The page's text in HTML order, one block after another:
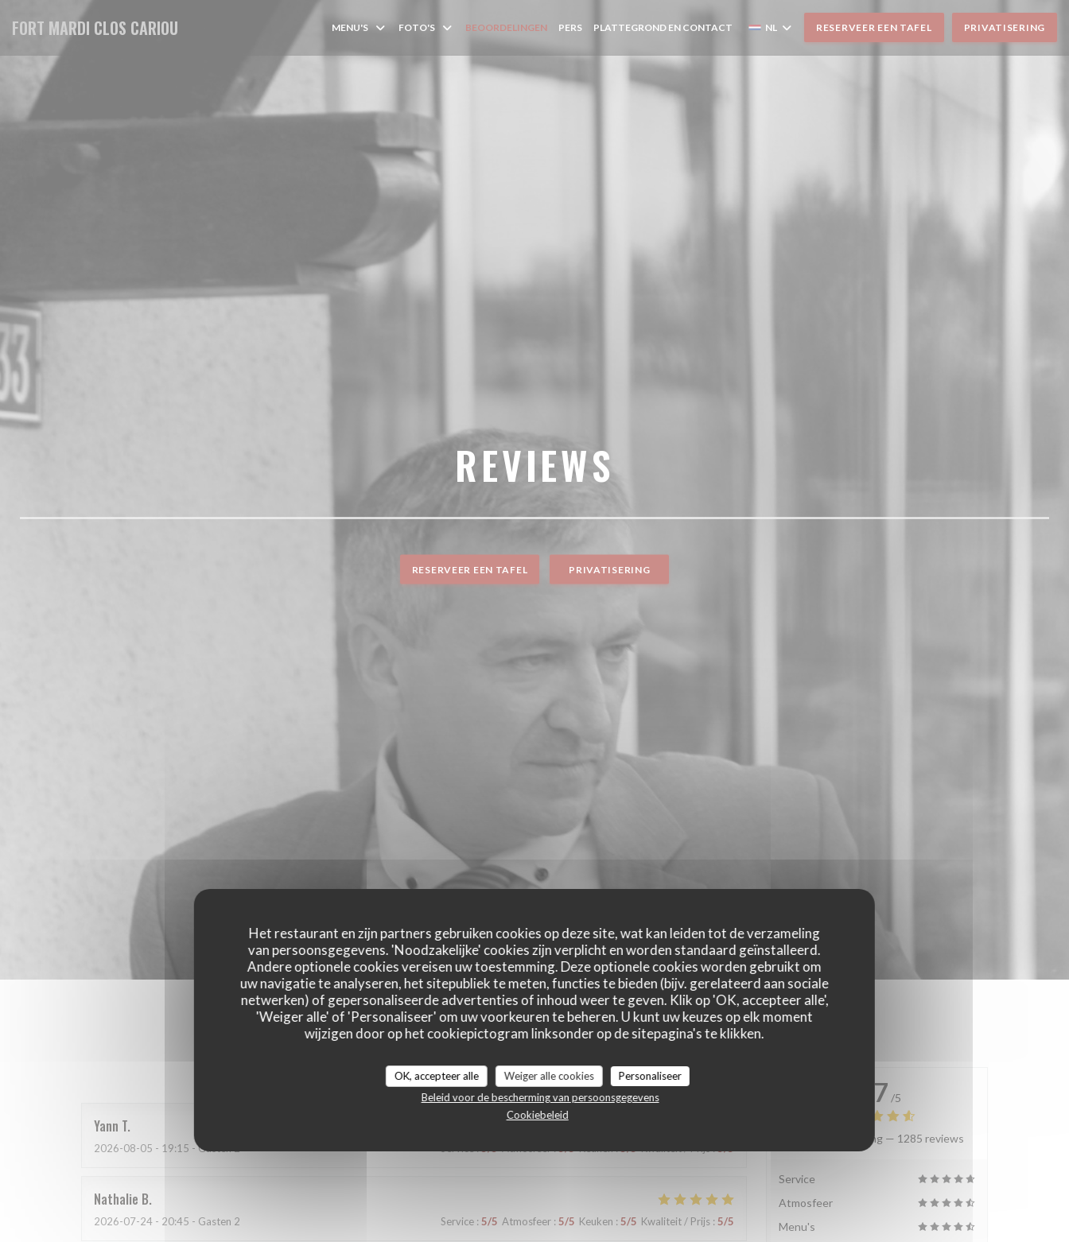
Het restaurant en zijn partners gebruiken cookies op deze site, wat kan leiden tot de verzameling
van persoonsgegevens. 'Noodzakelijke' cookies zijn verplicht en worden standaard geïnstalleerd.
Andere optionele cookies vereisen uw toestemming. Deze optionele cookies worden gebruikt om
uw navigatie te analyseren, het sitepubliek te meten, functies te bieden (bijv. gerelateerd aan sociale
netwerken) of gepersonaliseerde advertenties of inhoud weer te geven. Klik op 'OK, accepteer alle',
'Weiger alle' of 'Personaliseer' om uw voorkeuren te beheren. U kunt uw keuzes op elk moment
wijzigen door op het cookiepictogram linksonder op de sitepagina's te klikken.
OK, accepteer alle Weiger alle cookies
Personaliseer
Beleid voor de bescherming van persoonsgegevens
Cookiebeleid
FORT MARDI CLOS CARIOU MENU'S FOTO'S BEOORDELINGEN PERS PLATTEGROND EN CONTACT NL RESERVEER EEN TAFEL PRIVATISERING
REVIEWS
RESERVEER EEN TAFEL PRIVATISERING
Onze gastbeoordelingen
Yann T
2026-08-05 - 19:15 - Gasten 2
Nathalie B
2026-07-24 - 20:45 - Gasten 2 Service : 5/5 Atmosfeer : 5/5 Keuken : 5/5 Kwaliteit / Prijs : 5/5
4.7 /5
Gemiddelde rating — 1285 reviews
Service
Atmosfeer
Menu's